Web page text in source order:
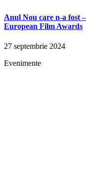
Anul Nou care n-a fost
European Film Awards
27 septembrie 2024
Evenimente